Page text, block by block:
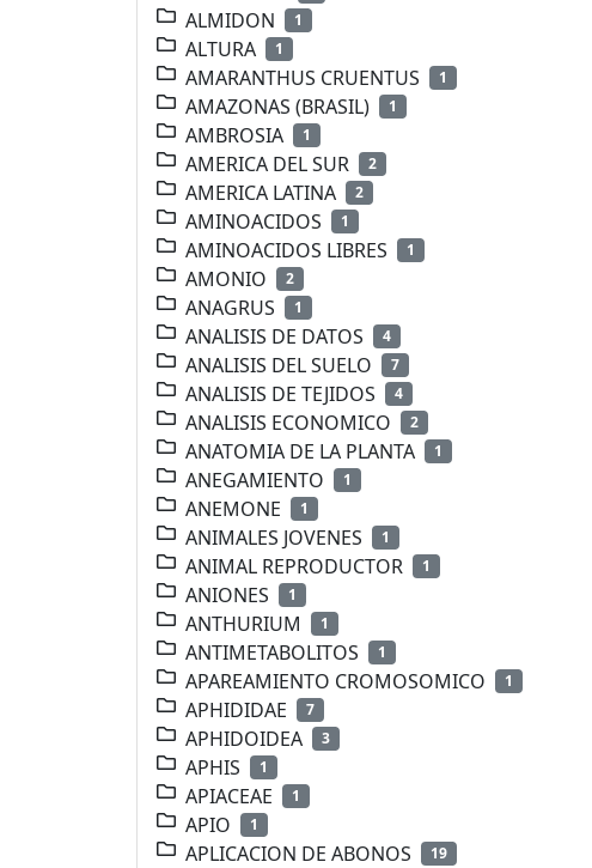
ALMIDON 1
ALTURA 1
AMARANTHUS CRUENTUS 1
AMAZONAS (BRASIL) 1
AMBROSIA 1
AMERICA DEL SUR 2
AMERICA LATINA 2
AMINOACIDOS 1
AMINOACIDOS LIBRES 1
AMONIO 2
ANAGRUS 1
ANALISIS DE DATOS 4
ANALISIS DEL SUELO 7
ANALISIS DE TEJIDOS 4
ANALISIS ECONOMICO 2
ANATOMIA DE LA PLANTA 1
ANEGAMIENTO 1
ANEMONE 1
ANIMALES JOVENES 1
ANIMAL REPRODUCTOR 1
ANIONES 1
ANTHURIUM 1
ANTIMETABOLITOS 1
APAREAMIENTO CROMOSOMICO 1
APHIDIDAE 7
APHIDOIDEA 3
APHIS 1
APIACEAE 1
APIO 1
APLICACION DE ABONOS 19